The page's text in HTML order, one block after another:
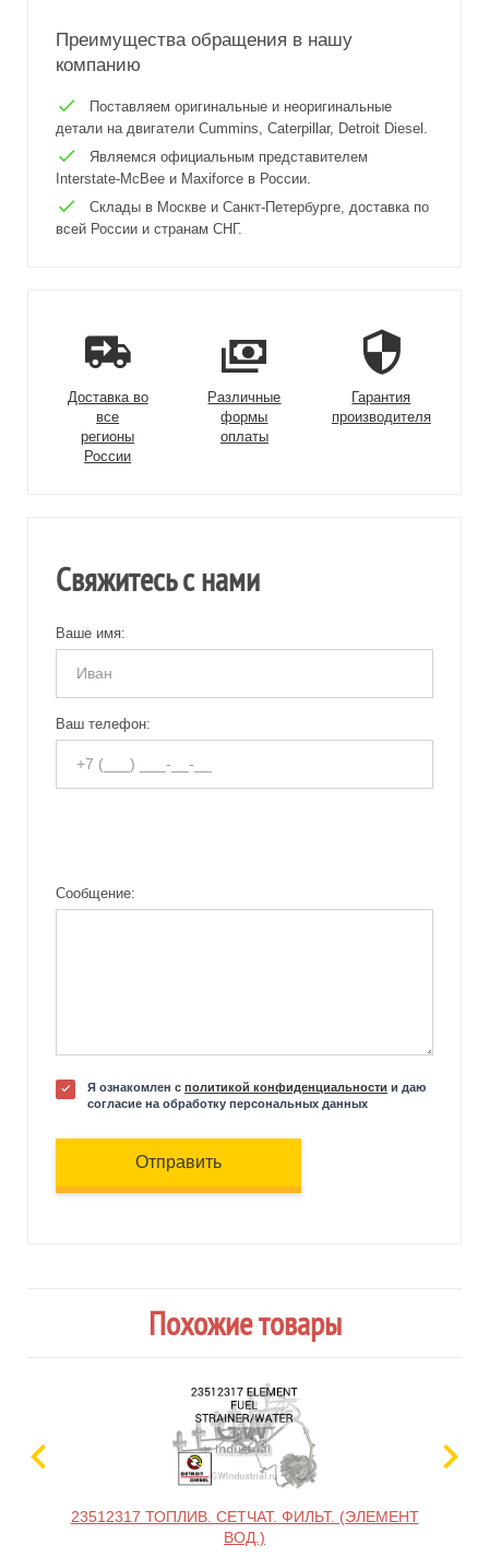
Преимущества обращения в нашу
компанию
Поставляем оригинальные и неоригинальные
детали на двигатели Cummins, Caterpillar, Detroit Diesel.
Являемся официальным представителем
Interstate-McBee и Maxiforce в России.
Склады в Москве и Санкт-Петербурге, доставка по
всей России и странам СНГ.
Доставка во
все
регионы
России
Различные
формы
оплаты
Гарантия
производителя
Свяжитесь с нами
Ваше имя:
Ваш телефон:
Сообщение:
Я ознакомлен с политикой конфиденциальности и даю
согласие на обработку персональных данных
Отправить
Похожие товары
23512317 ТОПЛИВ. СЕТЧАТ. ФИЛЬТ. (ЭЛЕМЕНТ
ВОД.)